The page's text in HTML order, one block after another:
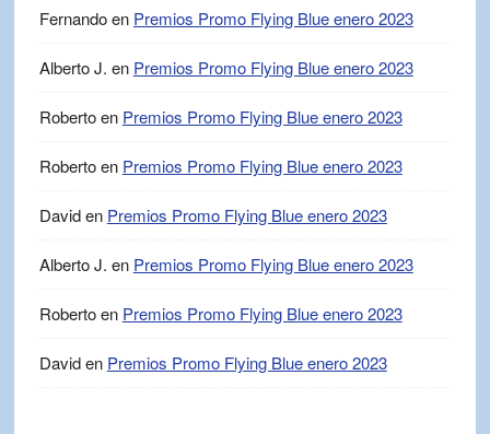
Fernandoen Premios Promo Flying Blue enero 2023
Alberto J. en Premios Promo Flying Blue enero 2023
Robertoen Premios Promo Flying Blue enero 2023
Robertoen Premios Promo Flying Blue enero 2023
Daviden Premios Promo Flying Blue enero 2023
Alberto J. en Premios Promo Flying Blue enero 2023
Robertoen Premios Promo Flying Blue enero 2023
Daviden Premios Promo Flying Blue enero 2023